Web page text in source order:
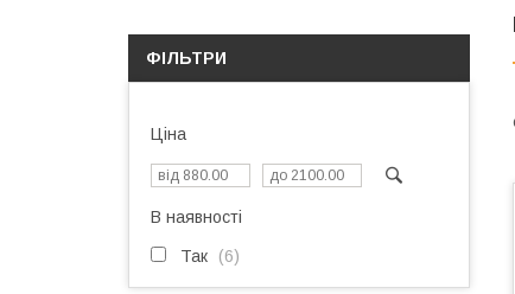
ФІЛЬТРИ
Ціна
В наявності
Так 6